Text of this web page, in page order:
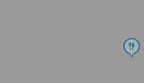
food